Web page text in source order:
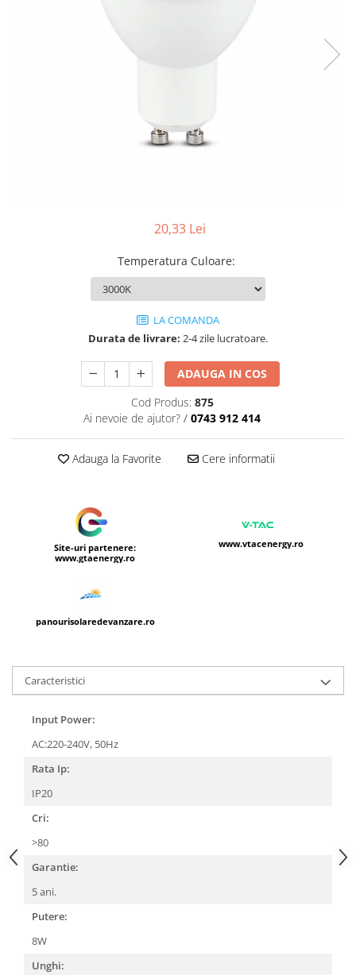
20,33 Lei
Temperatura Culoare:
LA COMANDA
Durata de livrare: 2-4 zile lucratoare.
ADAUGA IN COS
Cod Produs: 875
Ai nevoie de ajutor? / 0743 912 414
Adauga la Favorite Cere informatii
Site-uri partenere:
www.gtaenergy.ro
www.vtacenergy.ro
panourisolaredevanzare.ro
Caracteristici
Input Power:
AC:220-240V, 50Hz
Rata Ip:
IP20
Cri:
>80
Garantie:
5 ani.
Putere:
8W
Unghi: